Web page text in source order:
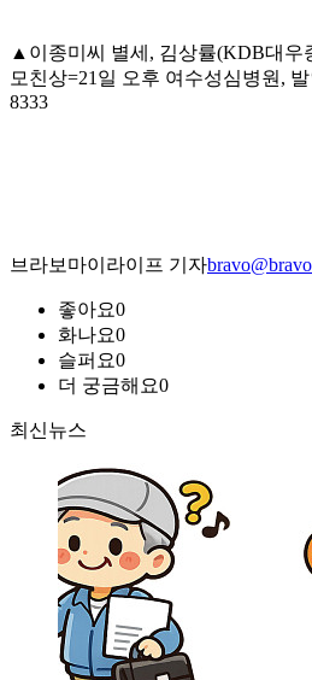
▲이종미씨 별세, 김상률(KDB대우
모친상=21일 오후 여수성심병원,
8333
브라보마이라이프 기자
좋아요0
화나요0
슬퍼요0
더 궁금해요0
최신뉴스